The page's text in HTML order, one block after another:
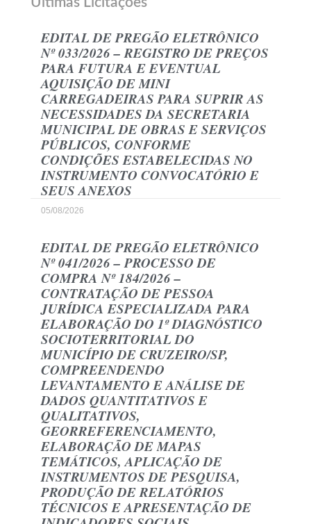
EDITAL DE PREGÃO ELETRÔNICO
Nº 033/2026 – REGISTRO DE PREÇOS
PARA FUTURA E EVENTUAL
AQUISIÇÃO DE MINI
CARREGADEIRAS PARA SUPRIR AS
NECESSIDADES DA SECRETARIA
MUNICIPAL DE OBRAS E SERVIÇOS
PÚBLICOS, CONFORME
CONDIÇÕES ESTABELECIDAS NO
INSTRUMENTO CONVOCATÓRIO E
SEUS ANEXOS
05/08/2026
EDITAL DE PREGÃO ELETRÔNICO
Nº 041/2026 – PROCESSO DE
COMPRA Nº 184/2026 –
CONTRATAÇÃO DE PESSOA
JURÍDICA ESPECIALIZADA PARA
ELABORAÇÃO DO 1º DIAGNÓSTICO
SOCIOTERRITORIAL DO
MUNICÍPIO DE CRUZEIRO/SP,
COMPREENDENDO
LEVANTAMENTO E ANÁLISE DE
DADOS QUANTITATIVOS E
QUALITATIVOS,
GEORREFERENCIAMENTO,
ELABORAÇÃO DE MAPAS
TEMÁTICOS, APLICAÇÃO DE
INSTRUMENTOS DE PESQUISA,
PRODUÇÃO DE RELATÓRIOS
TÉCNICOS E APRESENTAÇÃO DE